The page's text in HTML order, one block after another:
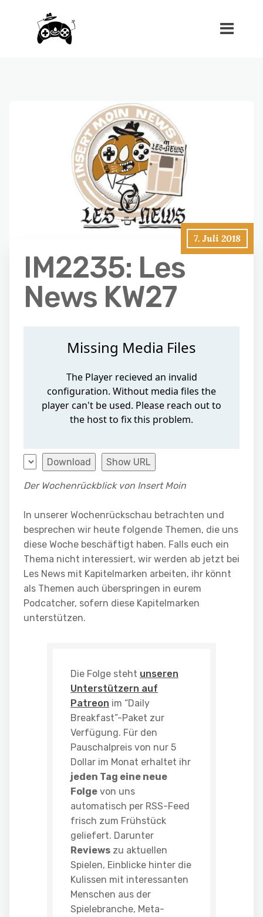
7. Juli 2018
IM2235: Les
News KW27
Download Show URL
Der Wochenrückblick von Insert Moin
In unserer Wochenrückschau betrachten und
besprechen wir heute folgende Themen, die uns
diese Woche beschäftigt haben. Falls euch ein
Thema nicht interessiert, wir werden ab jetzt bei
Les News mit Kapitelmarken arbeiten, ihr könnt
als Themen auch überspringen in eurem
Podcatcher, sofern diese Kapitelmarken
unterstützen.
Die Folge steht unseren
Unterstützern auf
Patreon im “Daily
Breakfast”-Paket zur
Verfügung. Für den
Pauschalpreis von nur 5
Dollar im Monat erhaltet ihr
jeden Tag eine neue
Folge von uns
automatisch per RSS-Feed
frisch zum Frühstück
geliefert. Darunter
Reviews zu aktuellen
Spielen, Einblicke hinter die
Kulissen mit interessanten
Menschen aus der
Spielebranche, Meta-